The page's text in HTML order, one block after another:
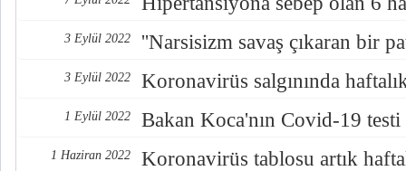
3 Eylül 2022 ''Narsisizm savaş çıkaran bir
3 Eylül 2022 Koronavirüs salgınında
1 Eylül 2022 Bakan Koca'nın Covid-19 testi
1 Haziran 2022 Koronavirüs tablosu artık